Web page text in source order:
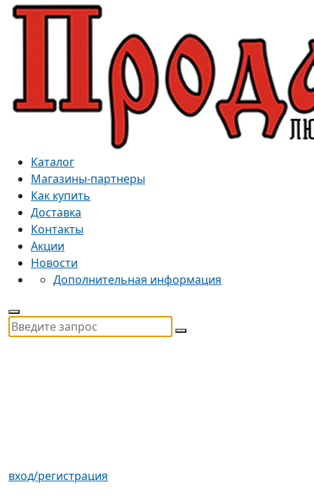
Каталог
Магазины-партнеры
Как купить
Доставка
Контакты
Акции
Новости
Дополнительная информация
вход/регистрация